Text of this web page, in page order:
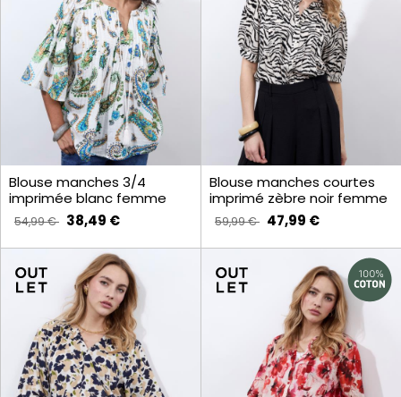
Blouse manches 3/4
imprimée blanc femme
54,99 € 38,49 €
Blouse manches courtes
imprimé zèbre noir femme
59,99 € 47,99 €